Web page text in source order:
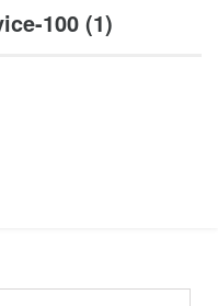
100 (1)